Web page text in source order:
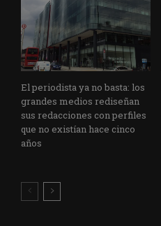
El periodista ya no basta: los
grandes medios rediseñan
sus redacciones con perfiles
que no existían hace cinco
años